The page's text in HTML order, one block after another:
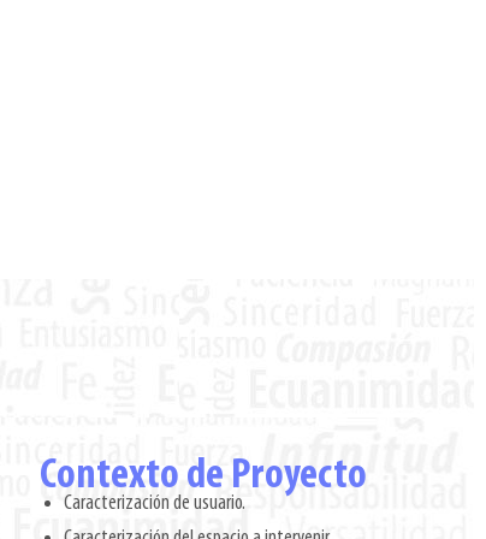
Contexto de Proyecto
Caracterización de usuario.